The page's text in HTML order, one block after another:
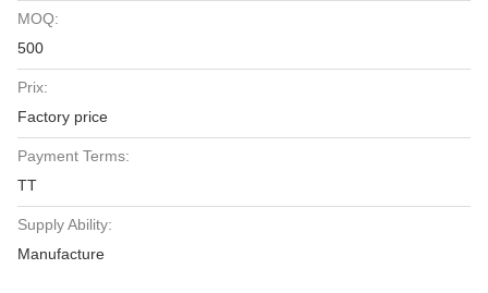
MOQ:
500
Prix:
Factory price
Payment Terms:
TT
Supply Ability:
Manufacture